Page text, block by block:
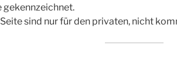
gekennzeichnet.
sind nur für den privaten, nicht